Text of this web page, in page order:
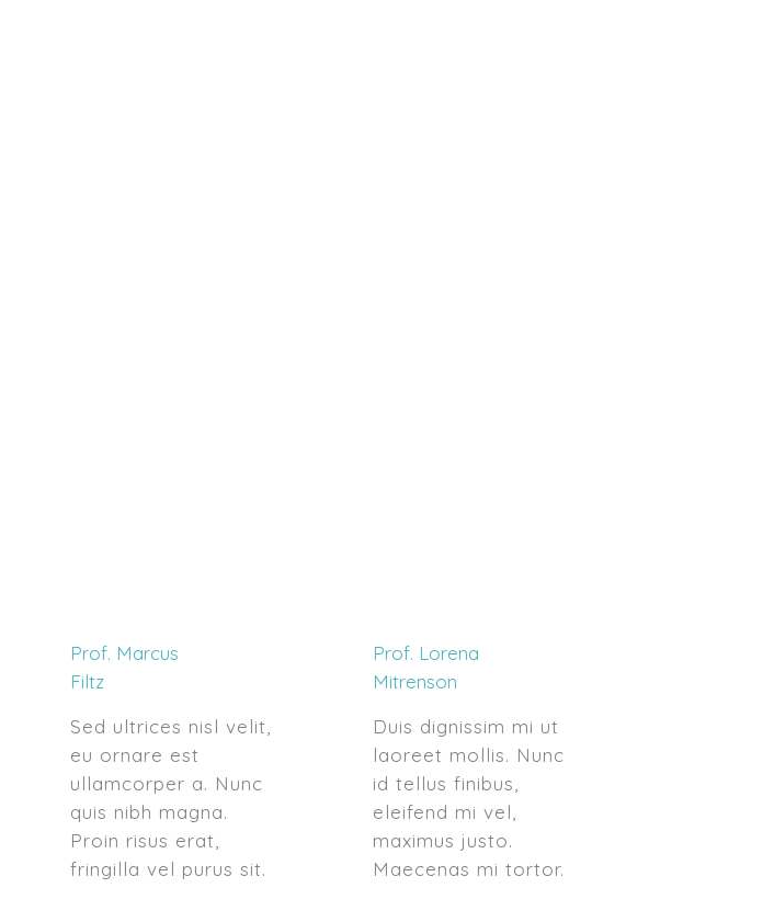
Prof. Marcus
Filtz
Sed ultrices nisl velit,
eu ornare est
ullamcorper a. Nunc
quis nibh magna.
Proin risus erat,
fringilla vel purus sit.
Prof. Lorena
Mitrenson
Duis dignissim mi ut
laoreet mollis. Nunc
id tellus finibus,
eleifend mi vel,
maximus justo.
Maecenas mi tortor.